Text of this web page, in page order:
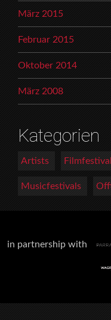
März 2015
Februar 2015
Oktober 2014
März 2008
Kategorien
Artists
Musicfestivals
in partnership with